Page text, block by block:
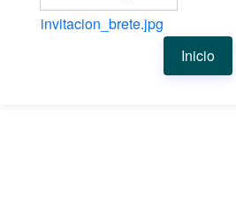
invitacion_brete.jpg
Inicio